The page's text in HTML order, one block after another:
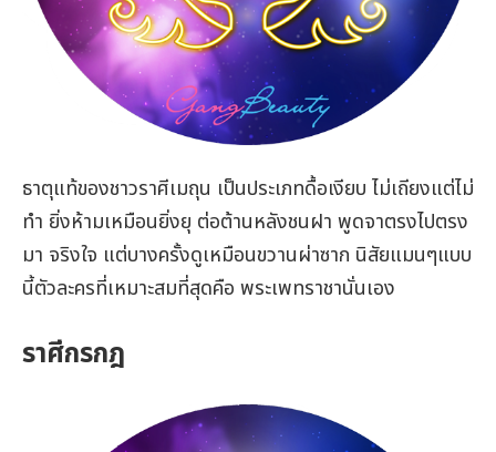
ธาตุแท้ของชาวราศีเมถุน เป็นประเภทดื้อเงียบ ไม่เถียงแต่ไม่
ทำ ยิ่งห้ามเหมือนยิ่งยุ ต่อต้านหลังชนฝา พูดจาตรงไปตรง
มา จริงใจ แต่บางครั้งดูเหมือนขวานผ่าซาก นิสัยแมนๆแบบ
นี้ตัวละครที่เหมาะสมที่สุดคือ พระเพทราชานั่นเอง
ราศีกรกฎ